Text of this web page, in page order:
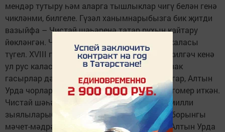
мендәр тутыру һәм аларга тышлыклар чигү белән генә
чикләнми, билгеле. Гүзәл ханымнарыбызга бик җитди
вазыйфа – Чистай шәһәренә татар рухын кайтару
йөкләнгән. Чынлыкта, Чистай бер дә урыс каласы
түгел. XVIII гасырда бирегә урыслар күчеп килгәч кенә
ул рус каласына әйләнгән. Аңа кадәр исә озак
гасырлар дәвамында биредә Борынгы Болгар, Алтын
Урда чорларыннан алып ата-бабаларыбыз гомер иткән.
Чистай шәһәрендә Татар бистәсе дә, анда милли
зыялыларыбыз, дин әһелләребез төзеткән борынгы
мәчет-мәдрәсә биналары да, иске зиратта Алтын Урда